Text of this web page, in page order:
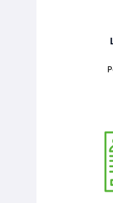
untuk
Pegawai
maklumat
semua